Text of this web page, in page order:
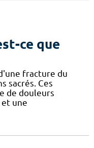
ce que
fracture du
sacrés. Ces
de douleurs
une